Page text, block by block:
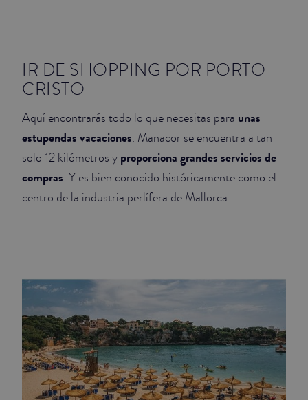
IR DE SHOPPING POR PORTO
CRISTO
Aquí encontrarás todo lo que necesitas para unas
estupendas vacaciones. Manacor se encuentra a tan
solo 12 kilómetros y proporciona grandes servicios de
compras. Y es bien conocido históricamente como el
centro de la industria perlífera de Mallorca.